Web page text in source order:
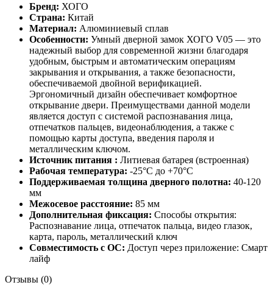
Бренд: ХОГО
Страна: Китай
Материал: Алюминиевый сплав
Особенности: Умный дверной замок ХОГО V05 — это
надежный выбор для современной жизни благодаря
удобным, быстрым и автоматическим операциям
закрывания и открывания, а также безопасности,
обеспечиваемой двойной верификацией.
Эргономичный дизайн обеспечивает комфортное
открывание двери. Преимуществами данной модели
является доступ с системой распознавания лица,
отпечатков пальцев, видеонаблюдения, а также с
помощью карты доступа, введения пароля и
металлическим ключом.
Источник питания : Литиевая батарея (встроенная)
Рабочая температура: -25°С до +70°C
Поддерживаемая толщина дверного полотна: 40-120
мм
Межосевое расстояние: 85 мм
Дополнительная фиксация: Способы открытия:
Распознавание лица, отпечаток пальца, видео глазок,
карта, пароль, металлический ключ
Совместимость с ОС: Доступ через приложение: Смарт
лайф
Отзывы (0)